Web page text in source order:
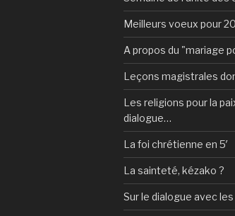
Meilleurs voeux pour
A propos du "mariage
Leçons magistrales
Les religions pour la
dialogue…
La foi chrétienne en 5′
La sainteté, kézako ?
Sur le dialogue avec